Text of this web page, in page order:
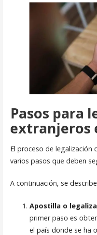
Pasos para
extranjeros
El proceso de
varios pasos que deben
A continuación, se
Apostilla o
primer paso es
el país donde se ha